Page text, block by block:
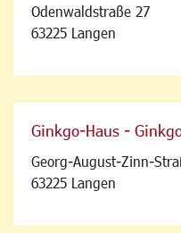
Odenwaldstraße 27
63225 Langen
Ginkgo-Haus -
Georg-August-Zinn-
63225 Langen